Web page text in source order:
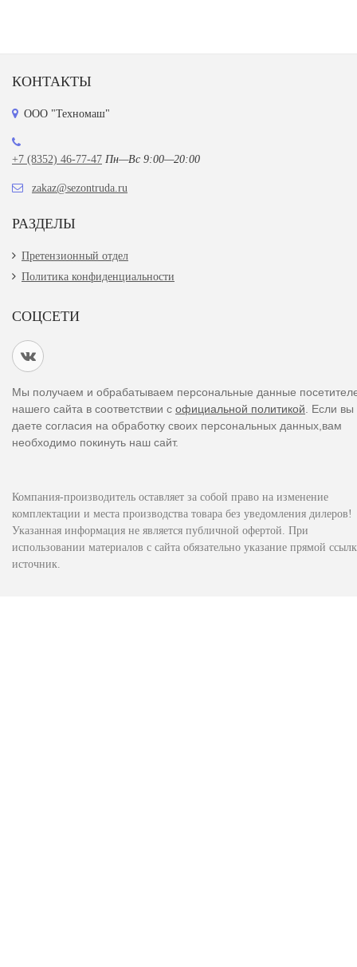
КОНТАКТЫ
ООО "Техномаш"
+7 (8352) 46-77-47 Пн—Вс 9:00—20:00
zakaz@sezontruda.ru
РАЗДЕЛЫ
Претензионный отдел
Политика конфиденциальности
СОЦСЕТИ
Мы получаем и обрабатываем персональные данные
нашего сайта в соответствии с официальной политикой . Если
даете согласия на обработку своих персональных данных,вам
необходимо покинуть наш сайт.
Компания-производитель оставляет за собой право на изменение
комплектации и места производства товара без уведомления дилеров!
Указанная информация не является публичной офертой. При
использовании материалов с сайта обязательно указание прямой
источник.